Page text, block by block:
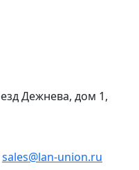
Дежнева, дом 1,
sales@lan-union.ru